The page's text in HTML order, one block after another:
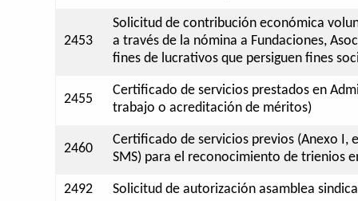
2453
Solicitud de contribución económica
a través de la nómina a Fundaciones,
fines de lucrativos que persiguen fines
2455
Certificado de servicios prestados en
trabajo o acreditación de méritos)
2460
Certificado de servicios previos (Anexo
SMS) para el reconocimiento de trienios
2492 Solicitud de autorización asamblea